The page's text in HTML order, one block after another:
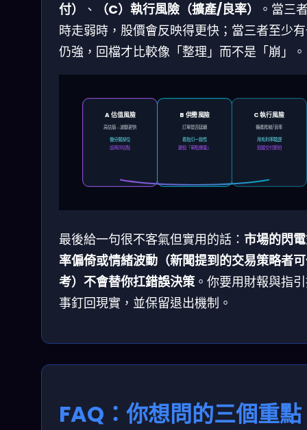
付）
、 （C）執行風險（擴產/良率）
。當三
時走弱時，股價會反映得更快；當三者至少
仍強，回檔才比較像「整理」而不是「崩」。
A 估值風險
高估值→波動更快
做分層部位
設再評估點
B 供需風險
訂單是否延續
看指引一致性
避追「單點爆量」
C 執行風險
擴產爬坡/良率
用毛利率驗證
追蹤交付節拍
最後給一句很不客氣但實用的話： 市場的閃
率偏倚或情緒波動（新聞提到的交易策略者
考）不會替你扛錯誤決策。你要用財報與指
事釘回現實，並保留退出機制。
FAQ：你想問的三個重點